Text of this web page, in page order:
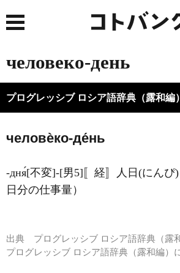
человеко-день
プログレッシブ ロシア語辞典（露和編）
человѐко-де́нь
-дня́[不変]-[男5]〚経〛人日(にんぴ
日分の仕事量）
出典 プログレッシブ ロシア語辞典（露
プログレッシブ ロシア語辞典（露和編